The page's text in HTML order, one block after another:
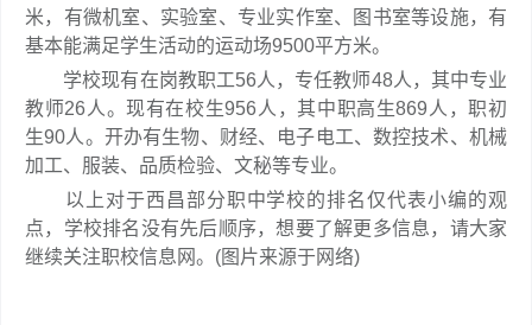
米，有微机室、实验室、专业实作室、图书室等设施，有
基本能满足学生活动的运动场9500平方米。
学校现有在岗教职工56人，专任教师48人，其中专业
教师26人。现有在校生956人，其中职高生869人，职初
生90人。开办有生物、财经、电子电工、数控技术、机械
加工、服装、品质检验、文秘等专业。
以上对于西昌部分职中学校的排名仅代表小编的观
点，学校排名没有先后顺序，想要了解更多信息，请大家
继续关注职校信息网。(图片来源于网络)